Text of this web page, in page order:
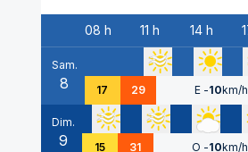
Date
08 h 11 h 14 h
Sam.
8 17 29 E -10km/h
Dim.
9 15 31 O -10km/h